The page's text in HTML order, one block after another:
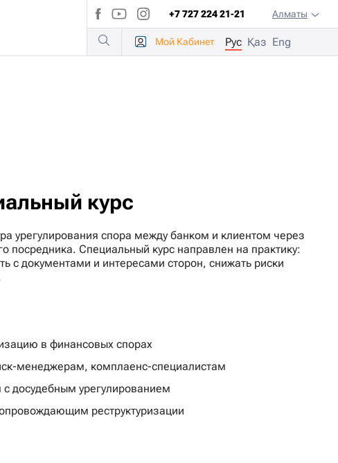
+7 727 224 21-21 Алматы
Мой Кабинет Рус Қаз Eng
курс
урегулирования спора между банком и клиентом через
посредника. Специальный курс направлен на практику:
с документами и интересами сторон, снижать риски
в финансовых спорах
менеджерам, комплаенс-специалистам
досудебным урегулированием
реструктуризации